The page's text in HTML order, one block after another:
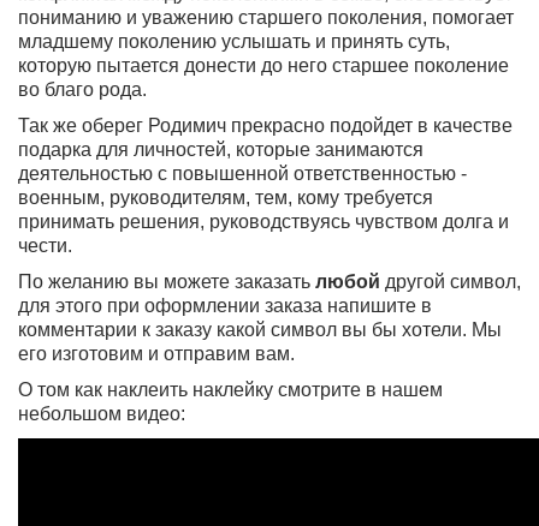
пониманию и уважению старшего поколения, помогает
младшему поколению услышать и принять суть,
которую пытается донести до него старшее поколение
во благо рода.
Так же оберег Родимич прекрасно подойдет в качестве
подарка для личностей, которые занимаются
деятельностью с повышенной ответственностью -
военным, руководителям, тем, кому требуется
принимать решения, руководствуясь чувством долга и
чести.
По желанию вы можете заказать любой другой символ,
для этого при оформлении заказа напишите в
комментарии к заказу какой символ вы бы хотели. Мы
его изготовим и отправим вам.
О том как наклеить наклейку смотрите в нашем
небольшом видео: